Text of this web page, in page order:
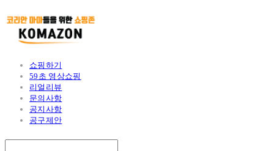
쇼핑하기
59초 영상쇼핑
리얼리뷰
문의사항
공지사항
공구제안